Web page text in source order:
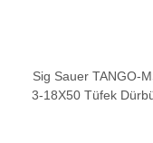
Sig Sauer TANGO-
3-18X50 Tüfek